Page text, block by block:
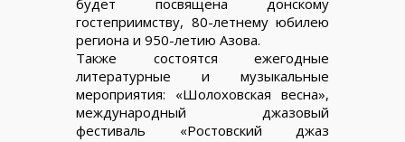
будет посвящена донскому
гостеприимству, 80-летнему юбилею
региона и 950-летию Азова.
Также состоятся ежегодные
литературные и музыкальные
мероприятия: «Шолоховская весна»,
международный джазовый
фестиваль «Ростовский джаз